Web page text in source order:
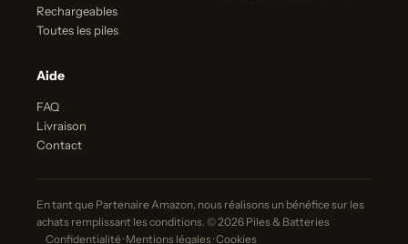
Rechargeables
Toutes les piles
Aide
FAQ
Livraison
Contact
En tant que Partenaire Amazon, nous réalisons un bénéfice sur les
achats remplissant les conditions. © 2026 Piles & Batteries
Confidentialité·Mentions légales·Cookies